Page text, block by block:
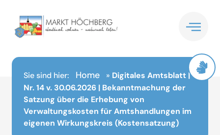
springen
Sie sind hier: Home » Digitales Amtsblatt |
Nr. 14 v. 30.06.2026 | Bekanntmachung der
Satzung über die Erhebung von
Verwaltungskosten für Amtshandlungen im
eigenen Wirkungskreis (Kostensatzung)